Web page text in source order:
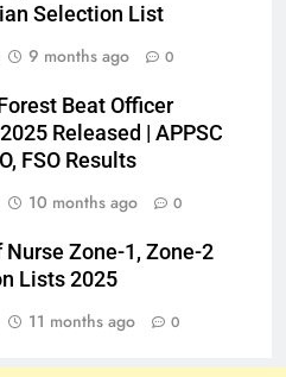
Selection List
9 months ago 0
Beat Officer
Released | APPSC
FSO Results
10 months ago 0
Nurse Zone-1, Zone-2
Lists 2025
11 months ago 0